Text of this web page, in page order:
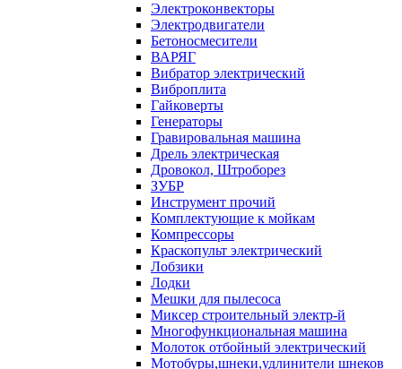
Электроконвекторы
Электродвигатели
Бетоносмесители
ВАРЯГ
Вибратор электрический
Виброплита
Гайковерты
Генераторы
Гравировальная машина
Дрель электрическая
Дровокол, Штроборез
ЗУБР
Инструмент прочий
Комплектующие к мойкам
Компрессоры
Краскопульт электрический
Лобзики
Лодки
Мешки для пылесоса
Миксер строительный электр-й
Многофункциональная машина
Молоток отбойный электрический
Мотобуры,шнеки,удлинители шнеков